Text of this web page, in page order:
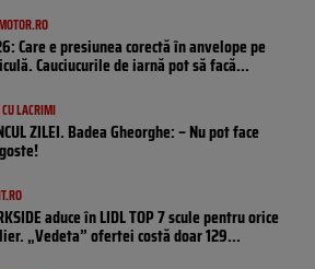
Care e presiunea corectă în anvelope pe
Cauciucurile de iarnă pot să facă...
LACRIMI
ZILEI. Badea Gheorghe: – Nu pot face
aduce în LIDL TOP 7 scule pentru orice
„Vedeta” ofertei costă doar 129...